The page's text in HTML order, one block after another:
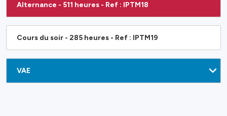
Alternance - 511 heures - Ref : IPTM18
Cours du soir - 285 heures - Ref : IPTM19